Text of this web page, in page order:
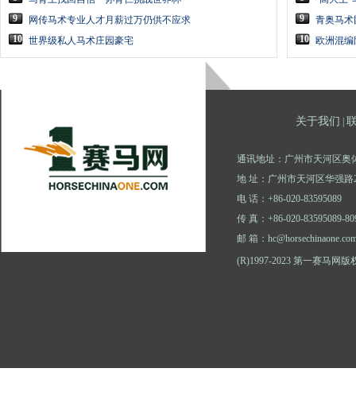
9
网传马术专业人才月薪过万仍供不应求
10 世界级私人马术庄园豪宅
9
青奥马术
10
欧洲混
关于我们
通讯地址：广州市天河区奥
地 址：广州市天河区华强路
电 话：+86-020-83595089
传 真：+86-020-83595089-
邮 箱：
(R)1997-2023 第一赛马网版